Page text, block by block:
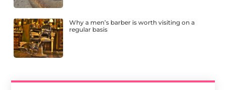
Why a men’s barber is worth visiting on a
regular basis